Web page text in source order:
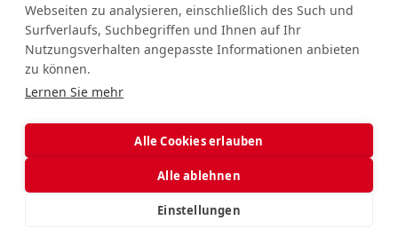
Finanzen & Personal
Webseiten zu analysieren, einschließlich des Such und
Surfverlaufs, Suchbegriffen und Ihnen auf Ihr
Nutzungsverhalten angepasste Informationen anbieten
zu können.
Lernen Sie mehr
Alle Cookies erlauben
Alle ablehnen
Einstellungen